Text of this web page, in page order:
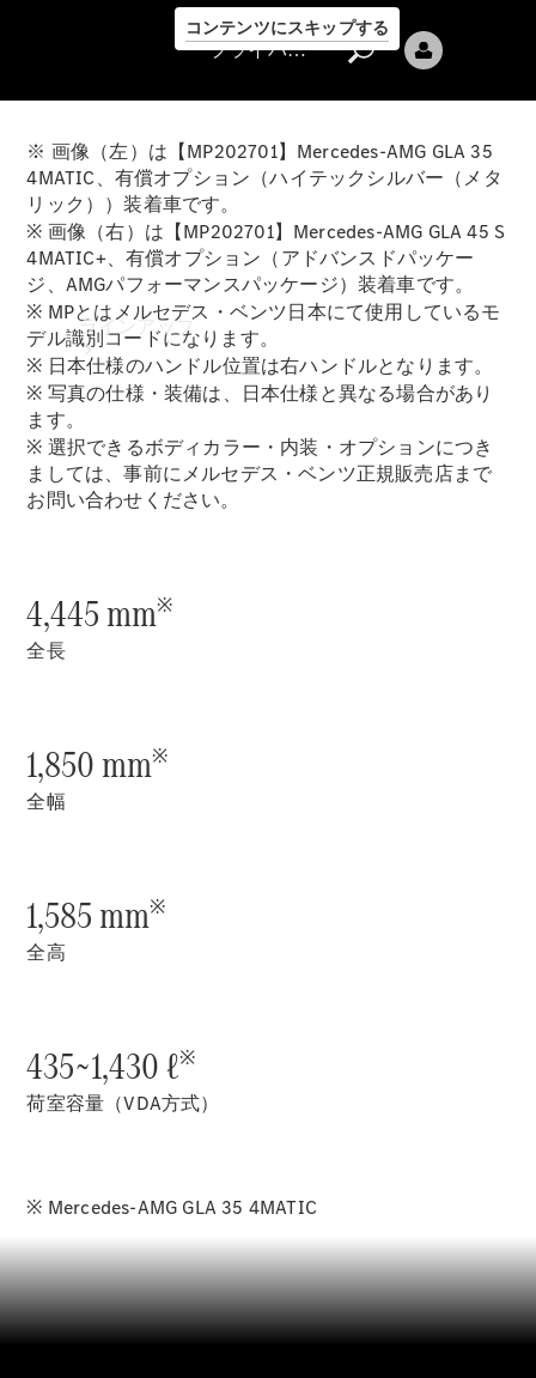
コンテンツにスキップする
プライバシ
ーポリシー
ラインアップ
電気自動車モデル
CLA
Sedan
EQS
Sedan
電気
E-Class
S-Class
Long
Mercedes-
Maybach
S-Class
New
プライバシーポリシー
※ 画像（左）は【MP202701】Mercedes-AMG GLA 35
4MATIC、有償オプション（ハイテックシルバー（メタ
リック））装着車です。
※ 画像（右）は【MP202701】Mercedes-AMG GLA 45 S
4MATIC+、有償オプション（アドバンスドパッケー
ジ、AMGパフォーマンスパッケージ）装着車です。
※ MPとはメルセデス・ベンツ日本にて使用しているモ
デル識別コードになります。
※ 日本仕様のハンドル位置は右ハンドルとなります。
※ 写真の仕様・装備は、日本仕様と異なる場合があり
ます。
※ 選択できるボディカラー・内装・オプションにつき
ましては、事前にメルセデス・ベンツ正規販売店まで
お問い合わせください。
4,445 mm※
全長
1,850 mm※
全幅
1,585 mm※
全高
435~1,430 ℓ※
荷室容量（VDA方式）
※ Mercedes-AMG GLA 35 4MATIC